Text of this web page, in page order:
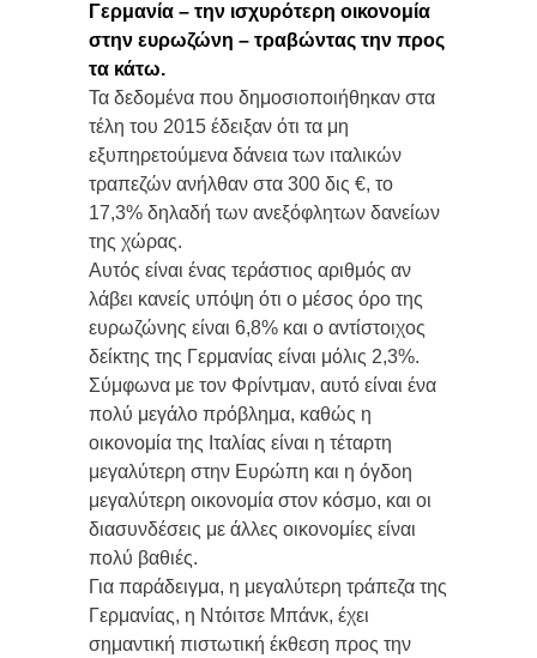
Γερμανία – την ισχυρότερη οικονομία
στην ευρωζώνη – τραβώντας την προς
τα κάτω.
Τα δεδομένα που δημοσιοποιήθηκαν στα
τέλη του 2015 έδειξαν ότι τα μη
εξυπηρετούμενα δάνεια των ιταλικών
τραπεζών ανήλθαν στα 300 δις €, το
17,3% δηλαδή των ανεξόφλητων δανείων
της χώρας.
Αυτός είναι ένας τεράστιος αριθμός αν
λάβει κανείς υπόψη ότι ο μέσος όρο της
ευρωζώνης είναι 6,8% και ο αντίστοιχος
δείκτης της Γερμανίας είναι μόλις 2,3%.
Σύμφωνα με τον Φρίντμαν, αυτό είναι ένα
πολύ μεγάλο πρόβλημα, καθώς η
οικονομία της Ιταλίας είναι η τέταρτη
μεγαλύτερη στην Ευρώπη και η όγδοη
μεγαλύτερη οικονομία στον κόσμο, και οι
διασυνδέσεις με άλλες οικονομίες είναι
πολύ βαθιές.
Για παράδειγμα, η μεγαλύτερη τράπεζα της
Γερμανίας, η Ντόιτσε Μπάνκ, έχει
σημαντική πιστωτική έκθεση προς την